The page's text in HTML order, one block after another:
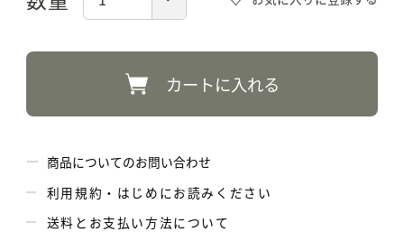
カートに入れる
商品についてのお問い合わせ
利用規約・はじめにお読みください
送料とお支払い方法について